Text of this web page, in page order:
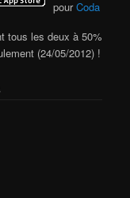
pourCoda
tous les deux à 50%
(24/05/2012) !